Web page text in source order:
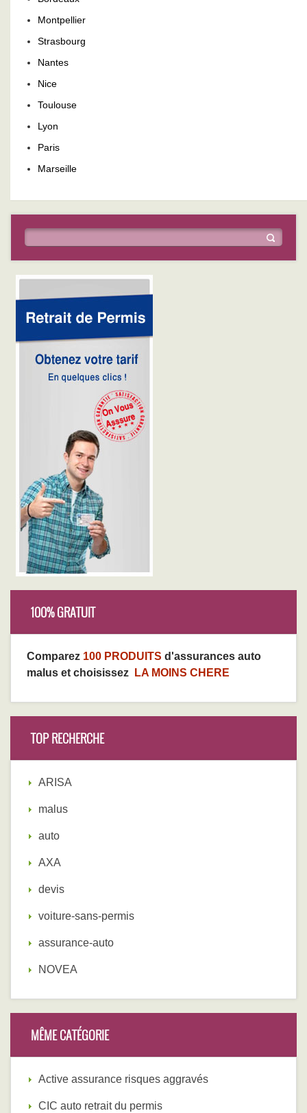
Montpellier
Strasbourg
Nantes
Nice
Toulouse
Lyon
Paris
Marseille
100% GRATUIT
Comparez 100 PRODUITS d'assurances auto
malus et choisissez
LA MOINS CHERE
TOP RECHERCHE
ARISA
malus
auto
AXA
devis
voiture-sans-permis
assurance-auto
NOVEA
MÊME CATÉGORIE
Active assurance risques aggravés
CIC auto retrait du permis